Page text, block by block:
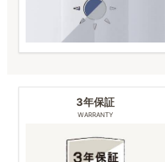
3年保証
WARRANTY